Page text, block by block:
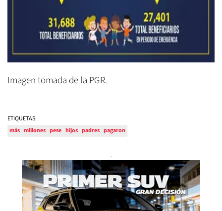
Imagen tomada de la PGR.
ETIQUETAS:
más millones pese hijos padres pagaron